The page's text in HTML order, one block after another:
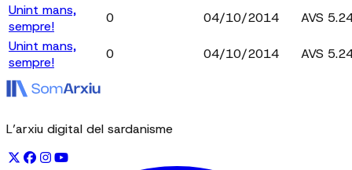
Unint mans,
sempre!
0 04/10/2014
AVS
Unint mans,
sempre!
0 04/10/2014 AVS
L’arxiu digital del sardanisme